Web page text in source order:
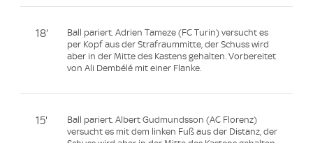
18'
Ball pariert. Adrien Tameze (FC Turin) versucht es
per Kopf aus der Strafraummitte, der Schuss wird
aber in der Mitte des Kastens gehalten. Vorbereitet
von Ali Dembélé mit einer Flanke.
15'
Ball pariert. Albert Gudmundsson (AC Florenz)
versucht es mit dem linken Fuß aus der Distanz, der